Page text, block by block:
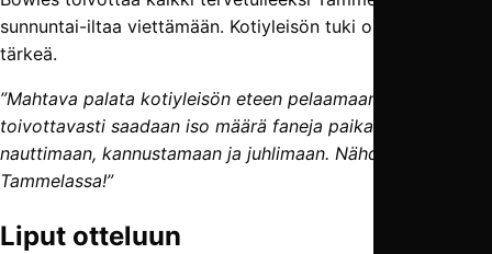
sunnuntai-iltaa viettämään. Kotiyleisön tuki on joukkueelle
tärkeä.
”Mahtava palata kotiyleisön eteen pelaamaan, ja
toivottavasti saadaan iso määrä faneja paikan päälle
nauttimaan, kannustamaan ja juhlimaan. Nähdään
Tammelassa!”
Liput otteluun